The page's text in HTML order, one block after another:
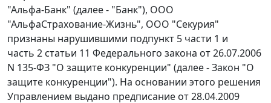
"Альфа-Банк" (далее - "Банк"), ООО
"АльфаСтрахование-Жизнь", ООО "Секурия"
признаны нарушившими подпункт 5 части 1 и
часть 2 статьи 11 Федерального закона от 26.07.2006
N 135-ФЗ "О защите конкуренции" (далее - Закон "О
защите конкуренции"). На основании этого решения
Управлением выдано предписание от 28.04.2009